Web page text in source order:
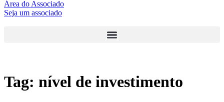
Área do Associado
Seja um associado
Tag: nível de investimento